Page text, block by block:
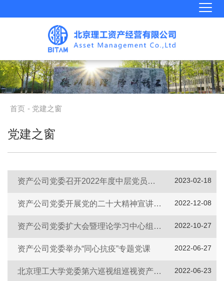
首页 - 党建之窗
党建之窗
2023-02-18
资产公司党委召开2022年度中层党员领导人员民主生活会
2022-12-08
资产公司党委开展党的二十大精神宣讲暨党委书记讲党课活动
2022-10-27
资产公司党委扩大会暨理论学习中心组开展党的二十大精神专题学习
2022-06-27
资产公司党委举办“同心抗疫”专题党课
2022-06-23
北京理工大学党委第六巡视组巡视资产经营有限公司党委情况反馈会议